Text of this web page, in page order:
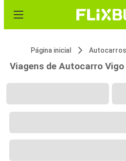
Página inicial Autocarros
Viagens de Autocarro Vigo